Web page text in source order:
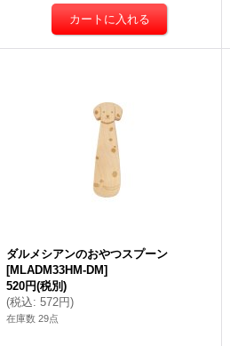
ダルメシアンのおやつスプーン
[MLADM33HM-DM]
520円(税別)
(税込: 572円)
在庫数 29点